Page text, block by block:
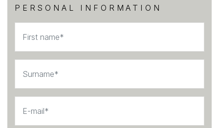
PERSONAL INFORMATION